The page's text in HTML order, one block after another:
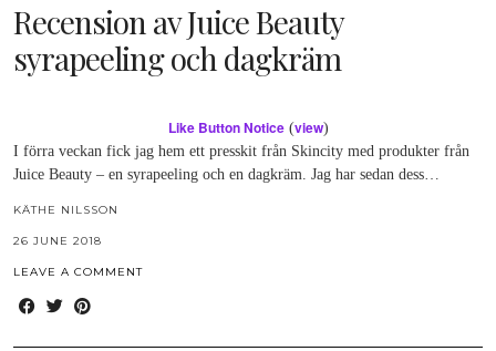
Recension av Juice Beauty
syrapeeling och dagkräm
Like Button Notice(view)
I förra veckan fick jag hem ett presskit från Skincity med produkter från
Juice Beauty – en syrapeeling och en dagkräm. Jag har sedan dess…
KÄTHE NILSSON
26 JUNE 2018
LEAVE A COMMENT